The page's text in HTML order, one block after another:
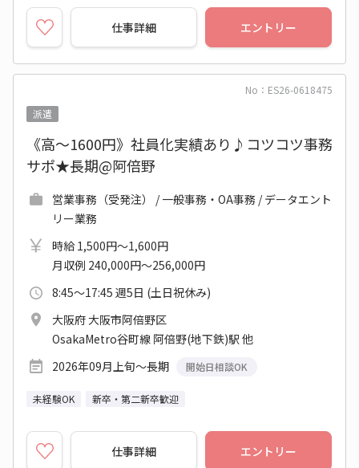
仕事詳細 エントリー
No：ES26-0618475
派遣
《高～1600円》社員化実績あり♪コツコツ事務
サポ★長期@阿倍野
営業事務（受発注） / 一般事務・OA事務 / データエント
リー業務
時給 1,500円～1,600円
月収例 240,000円～256,000円
8:45～17:45 週5日 (土日祝休み)
大阪府 大阪市阿倍野区
OsakaMetro谷町線 阿倍野(地下鉄)駅 他
2026年09月上旬～長期
開始日相談OK
未経験OK 新卒・第二新卒歓迎
仕事詳細 エントリー